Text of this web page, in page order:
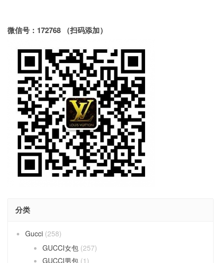
微信号：172768 （扫码添加）
分类
Gucci (258)
GUCCI女包 (257)
GUCCI男包 (1)